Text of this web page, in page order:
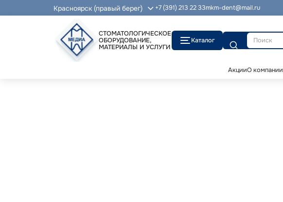
Красноярск (правый берег) +7 (391) 213 22 33mkm-dent@mail.ru
СТОМАТОЛОГИЧЕСКОЕ
ОБОРУДОВАНИЕ,
МАТЕРИАЛЫ И УСЛУГИ
Каталог
Поиск
АкцииО компании